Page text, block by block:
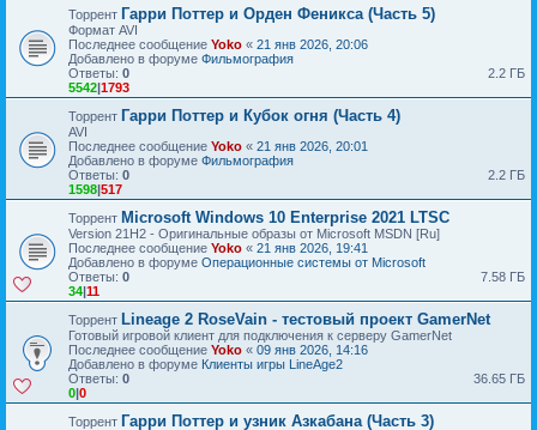
Торрент Гарри Поттер и Орден Феникса (Часть 5)
Формат AVI
Последнее сообщение Yoko « 21 янв 2026, 20:06
Добавлено в форуме Фильмография
Ответы: 0
5542|1793
2.2 ГБ
Торрент Гарри Поттер и Кубок огня (Часть 4)
AVI
Последнее сообщение Yoko « 21 янв 2026, 20:01
Добавлено в форуме Фильмография
Ответы: 0
1598|517
2.2 ГБ
Торрент Microsoft Windows 10 Enterprise 2021 LTSC
Version 21H2 - Оригинальные образы от Microsoft MSDN [Ru]
Последнее сообщение Yoko « 21 янв 2026, 19:41
Добавлено в форуме Операционные системы от Microsoft
Ответы: 0
34|11
7.58 ГБ
Торрент Lineage 2 RoseVain - тестовый проект GamerNet
Готовый игровой клиент для подключения к серверу GamerNet
Последнее сообщение Yoko « 09 янв 2026, 14:16
Добавлено в форуме Клиенты игры LineAge2
Ответы: 0
0|0
36.65 ГБ
Торрент Гарри Поттер и узник Азкабана (Часть 3)